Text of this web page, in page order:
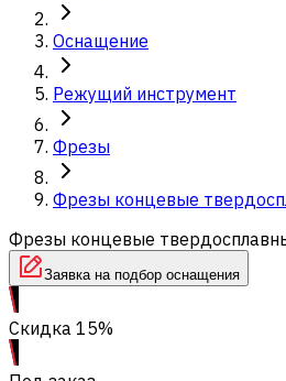
Оснащение
Режущий инструмент
Фрезы
Фрезы концевые
Фрезы концевые
Заявка на подбор оснащения
Скидка 15%